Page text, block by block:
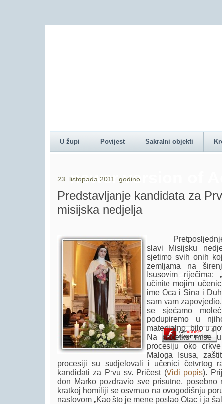
newer version of
Player.
U župi Povijest Sakralni objekti
23. listopada 2011. godine
Predstavljanje kandidata za
misijska nedjelja
Pretposljednje
slavi Misijsku
sjetimo svih onih
zemljama na
Isusovim
učinite mojim
ime Oca i Sina i
sam vam
se sjećamo
podupiremo u
materijalno, bilo u
Na početku mise
procesiju oko
Maloga Isusa,
procesiji su sudjelovali i učenici četvrtog
kandidati za Prvu sv. Pričest (Vidi popis).
don Marko pozdravio sve prisutne, posebno
kratkoj homiliji se osvrnuo na ovogodišnju
naslovom „Kao što je mene poslao Otac i ja